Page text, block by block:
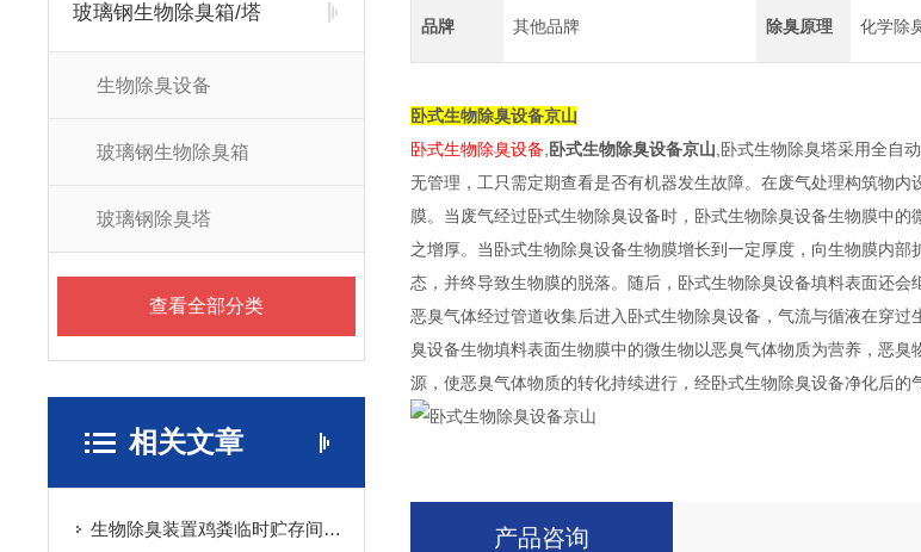
玻璃钢生物除臭箱/塔
生物除臭设备
玻璃钢生物除臭箱
玻璃钢除臭塔
查看全部分类
相关文章
生物除臭装置鸡粪临时贮存间废气治理
品牌 其他品牌 除臭原理 化学除
卧式生物除臭设备京山
卧式生物除臭设备 卧式生物除臭设备京山 ,卧式生物除臭塔采用全自
无管理，工只需定期查看是否有机器发生故障。在废气处理构筑物
膜。当废气经过卧式生物除臭设备时，卧式生物除臭设备生物膜中
之增厚。当卧式生物除臭设备生物膜增长到一定厚度，向生物膜内
态，并终导致生物膜的脱落。随后，卧式生物除臭设备填料表面还会
恶臭气体经过管道收集后进入卧式生物除臭设备，气流与循液在穿
臭设备生物填料表面生物膜中的微生物以恶臭气体物质为营养，恶
源，使恶臭气体物质的转化持续进行，经卧式生物除臭设备净化后的
产品咨询